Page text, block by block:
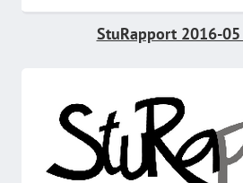
StuRapport 2016-